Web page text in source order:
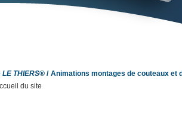
LE THIERS®
Animations montages de couteaux et
du site